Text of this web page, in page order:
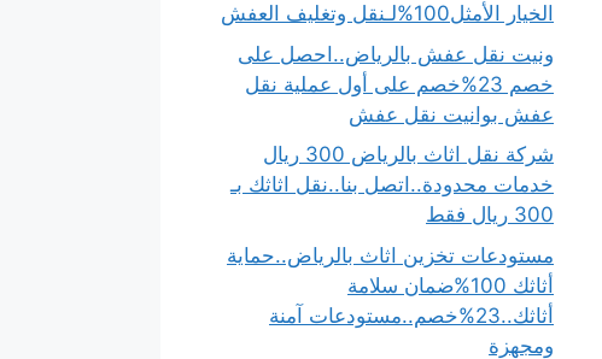
الخيار الأمثل100%لـنقل وتغليف العفش
ونيت نقل عفش بالرياض..احصل على
خصم 23%خصم على أول عملية نقل
عفش بوانيت نقل عفش
شركة نقل اثاث بالرياض 300 ريال
خدمات محدودة..اتصل بنا..نقل اثاثك بـ
300 ريال فقط
مستودعات تخزين اثاث بالرياض..حماية
أثاثك 100%ضمان سلامة
أثاثك..23%خصم..مستودعات آمنة
ومجهزة